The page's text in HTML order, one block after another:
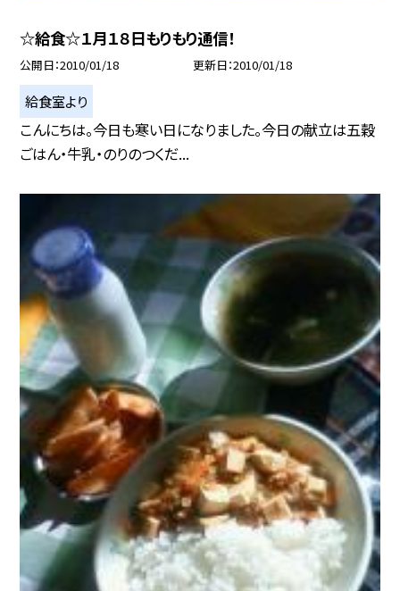
☆給食☆１月１８日もりもり通信！
公開日 2010/01/18 更新日 2010/01/18
給食室より
こんにちは。今日も寒い日になりました。今日の献立は五穀
ごはん・牛乳・のりのつくだ...